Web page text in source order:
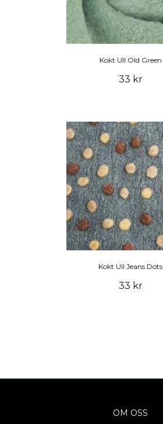
Kokt Ull Old Green
33 kr
Kokt Ull Jeans Dots
33 kr
OM OSS